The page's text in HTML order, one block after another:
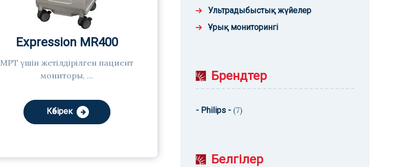
Expression MR400
МРТ үшін жетілдірілген пациент
мониторы, ...
Көбірек
Ультрадыбыстық жүйелер
Ұрық мониторингі
Брендтер
- Philips - (7)
Белгілер